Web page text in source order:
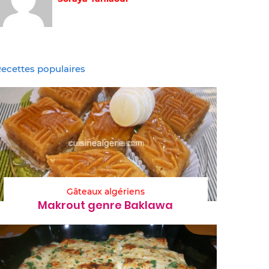
populaires
Gâteaux algériens
Makrout genre Baklawa